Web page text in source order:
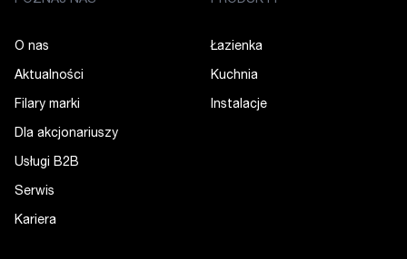
O nas
Aktualności
Filary marki
Dla akcjonariuszy
Usługi B2B
Serwis
Kariera
Łazienka
Kuchnia
Instalacje